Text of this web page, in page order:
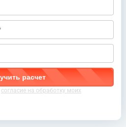
согласие на обработку моих